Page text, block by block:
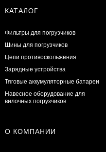
КАТАЛОГ
Фильтры для погрузчиков
Шины для погрузчиков
Цепи противоскольжения
Зарядные устройства
Тяговые аккумуляторные батареи
Навесное оборудование для
вилочных погрузчиков
О КОМПАНИИ